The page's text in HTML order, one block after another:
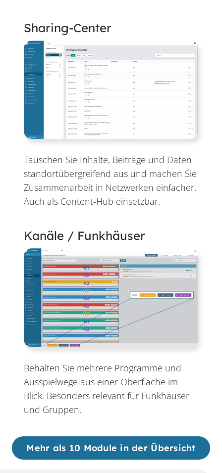
Sharing-Center
Tauschen Sie Inhalte, Beiträge und Daten
standortübergreifend aus und machen Sie
Zusammenarbeit in Netzwerken einfacher.
Auch als Content-Hub einsetzbar.
Kanäle / Funkhäuser
Behalten Sie mehrere Programme und
Ausspielwege aus einer Oberfläche im
Blick. Besonders relevant für Funkhäuser
und Gruppen.
Mehr als 10 Module in der Übersicht